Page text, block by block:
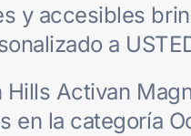
y accesibles
a
Hills Activan
en la categoría